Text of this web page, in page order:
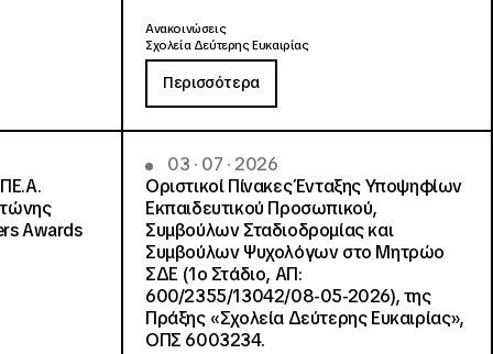
Ανακοινώσεις
Σχολεία Δεύτερης Ευκαιρίας
Περισσότερα
Awards
03 · 07 · 2026
Οριστικοί Πίνακες Ένταξης Υποψηφίων
Εκπαιδευτικού Προσωπικού,
Συμβούλων Σταδιοδρομίας και
Συμβούλων Ψυχολόγων στο Μητρώο
ΣΔΕ (1ο Στάδιο, ΑΠ:
600/2355/13042/08-05-2026), της
Πράξης «Σχολεία Δεύτερης Ευκαιρίας»,
ΟΠΣ 6003234.